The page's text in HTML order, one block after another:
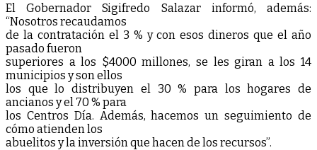
El Gobernador Sigifredo Salazar informó, además:
“Nosotros recaudamos
de la contratación el 3 % y con esos dineros que el año
pasado fueron
superiores a los $4000 millones, se les giran a los 14
municipios y son ellos
los que lo distribuyen el 30 % para los hogares de
ancianos y el 70 % para
los Centros Día. Además, hacemos un seguimiento de
cómo atienden los
abuelitos y la inversión que hacen de los recursos”.